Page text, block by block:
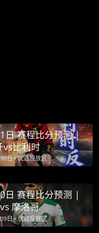
日 赛程比分预测 |
班牙vs比利时
日 •优选投放区
日 赛程比分预测 |
国 vs 摩洛哥
日 •优选投放区